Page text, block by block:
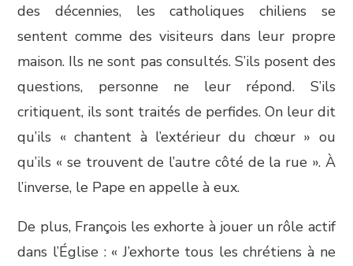
des décennies, les catholiques chiliens se
sentent comme des visiteurs dans leur propre
maison. Ils ne sont pas consultés. S’ils posent des
questions, personne ne leur répond. S’ils
critiquent, ils sont traités de perfides. On leur dit
qu’ils « chantent à l’extérieur du chœur » ou
qu’ils « se trouvent de l’autre côté de la rue ». À
l’inverse, le Pape en appelle à eux.
De plus, François les exhorte à jouer un rôle actif
dans l’Église : « J’exhorte tous les chrétiens à ne